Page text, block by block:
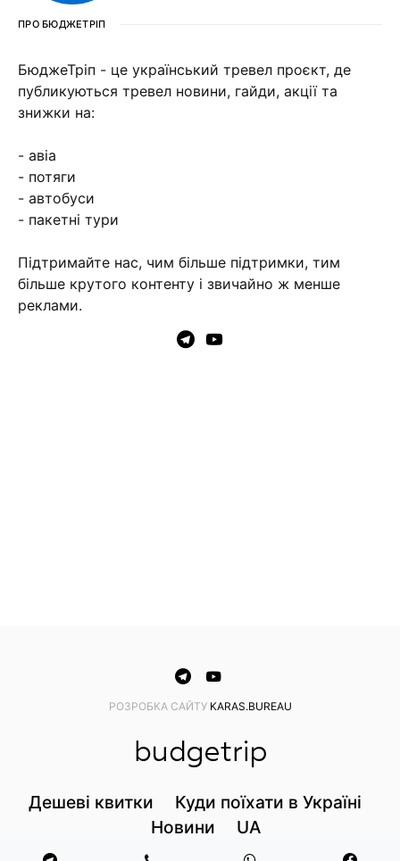
ПРО БЮДЖЕТРІП
БюджеТріп - це український тревел проєкт, де
публикуються тревел новини, гайди, акції та
знижки на:
- авіа
- потяги
- автобуси
- пакетні тури
Підтримайте нас, чим більше підтримки, тим
більше крутого контенту і звичайно ж менше
реклами.
PОЗРОБКА САЙТУ KARAS.BUREAU
Дешеві квитки
Куди поїхати в Україні
Новини
UA